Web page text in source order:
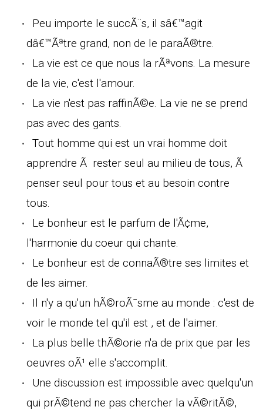
Peu importe le succÃ¨s, il sâ€™agit
dâ€™Ãªtre grand, non de le paraÃ®tre.
La vie est ce que nous la rÃªvons. La mesure
de la vie, c'est l'amour.
La vie n'est pas raffinÃ©e. La vie ne se prend
pas avec des gants.
Tout homme qui est un vrai homme doit
apprendre Ã rester seul au milieu de tous, Ã
penser seul pour tous et au besoin contre
tous.
Le bonheur est le parfum de l'Ã¢me,
l'harmonie du coeur qui chante.
Le bonheur est de connaÃ®tre ses limites et
de les aimer.
Il n'y a qu'un hÃ©roÃ¯sme au monde : c'est de
voir le monde tel qu'il est , et de l'aimer.
La plus belle thÃ©orie n'a de prix que par les
oeuvres oÃ¹ elle s'accomplit.
Une discussion est impossible avec quelqu'un
qui prÃ©tend ne pas chercher la vÃ©ritÃ©,